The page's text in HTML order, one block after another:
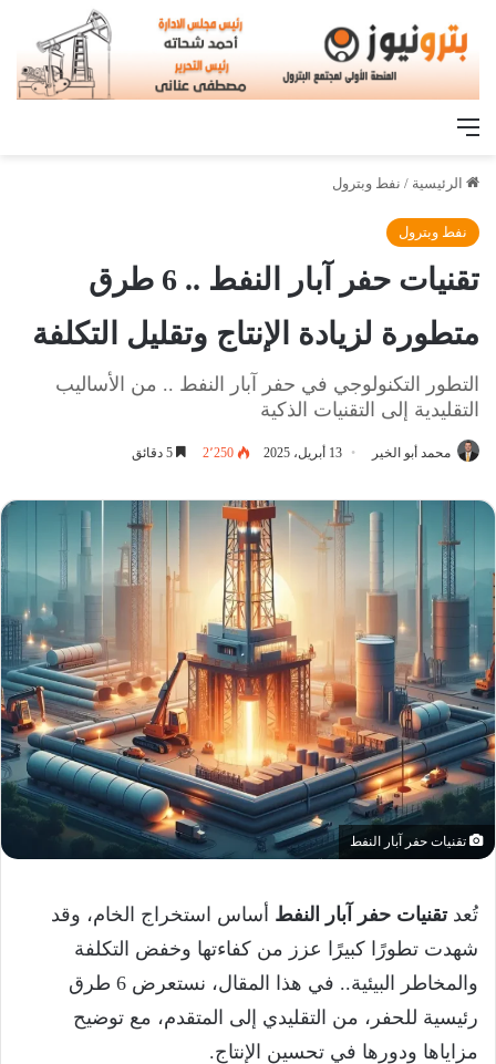
القائمة
الرئيسية / نفط وبترول
نفط وبترول
تقنيات حفر آبار النفط .. 6 طرق
متطورة لزيادة الإنتاج وتقليل التكلفة
التطور التكنولوجي في حفر آبار النفط .. من الأساليب
التقليدية إلى التقنيات الذكية
محمد أبو الخير 13 أبريل، 2025 2٬250
تقنيات حفر آبار النفط
تُعدتقنيات حفر آبار النفط أساس استخراج الخام، وقد
شهدت تطورًا كبيرًا عزز من كفاءتها وخفض التكلفة
والمخاطر البيئية.. في هذا المقال، نستعرض 6 طرق
رئيسية للحفر، من التقليدي إلى المتقدم، مع توضيح
مزاياها ودورها في تحسين الإنتاج.